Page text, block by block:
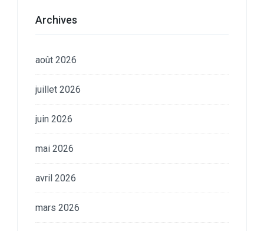
Archives
août 2026
juillet 2026
juin 2026
mai 2026
avril 2026
mars 2026